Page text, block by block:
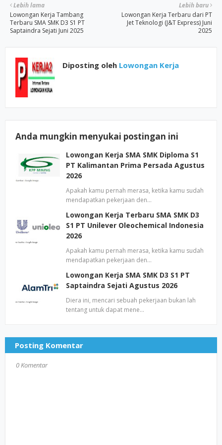
Lebih baru
Lowongan Kerja Terbaru dari PT
Jet Teknologi (J&T Express) Juni
2025
Lebih lama
Lowongan Kerja Tambang
Terbaru SMA SMK D3 S1 PT
Saptaindra Sejati Juni 2025
Diposting oleh Lowongan Kerja
Anda mungkin menyukai postingan ini
Lowongan Kerja SMA SMK Diploma S1
PT Kalimantan Prima Persada Agustus
2026
Apakah kamu pernah merasa, ketika kamu sudah
mendapatkan pekerjaan den…
Lowongan Kerja Terbaru SMA SMK D3
S1 PT Unilever Oleochemical Indonesia
2026
Apakah kamu pernah merasa, ketika kamu sudah
mendapatkan pekerjaan den…
Lowongan Kerja SMA SMK D3 S1 PT
Saptaindra Sejati Agustus 2026
Diera ini, mencari sebuah pekerjaan bukan lah
tentang untuk dapat mene…
Posting Komentar
0 Komentar